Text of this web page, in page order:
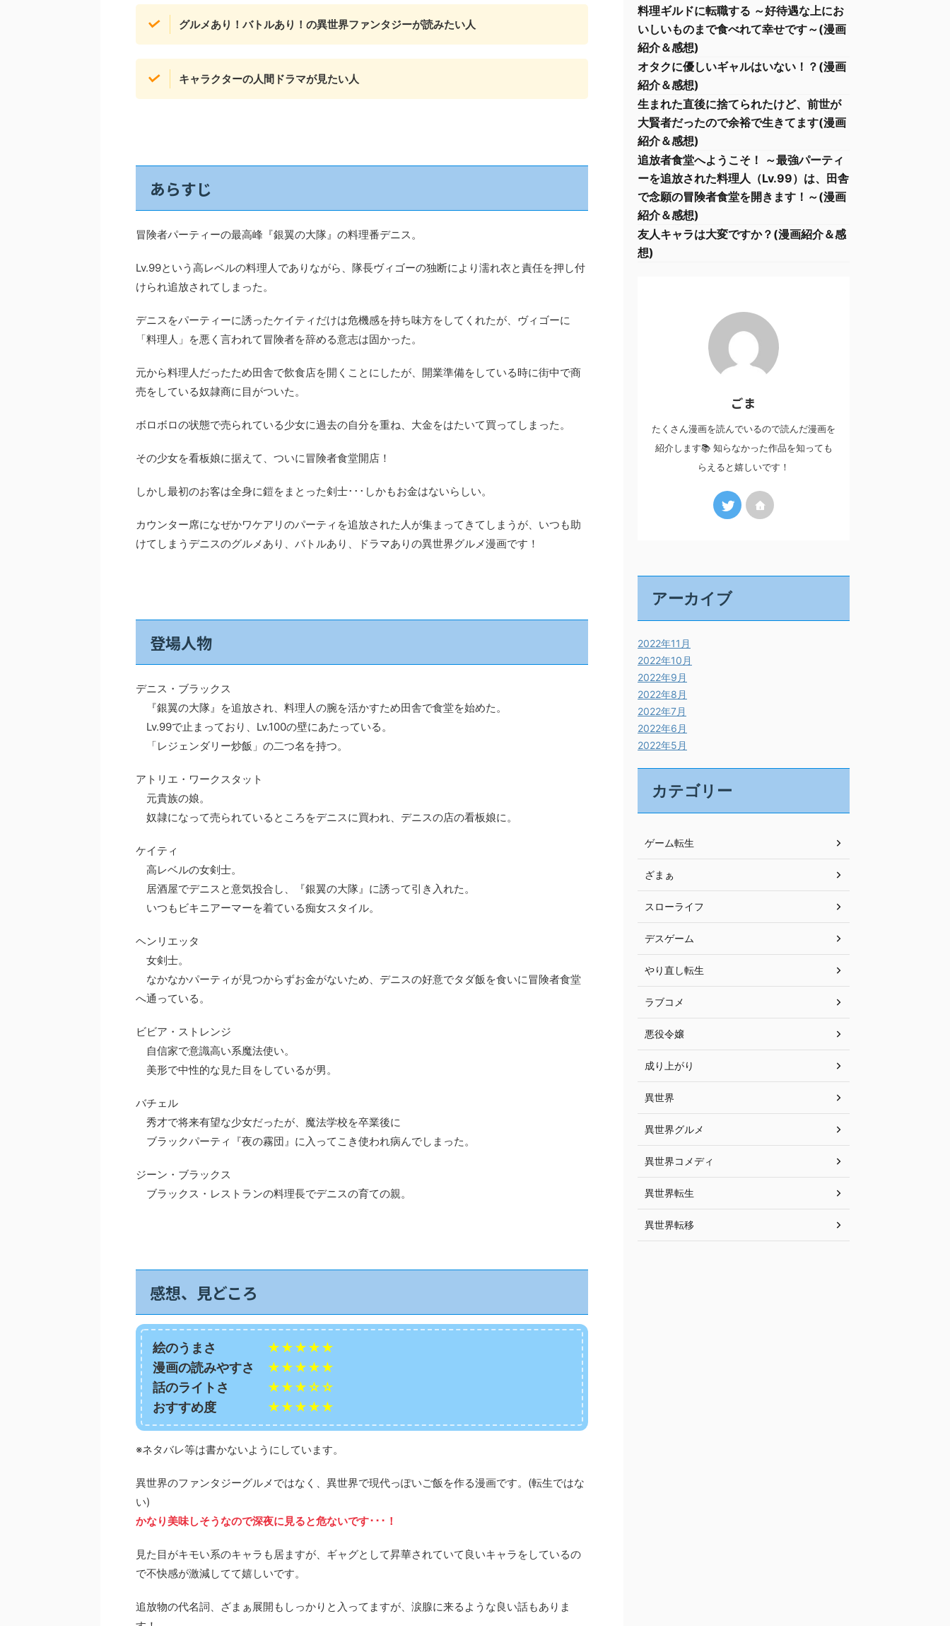
グルメあり！バトルあり！の異世界ファンタジーが読みたい人
キャラクターの人間ドラマが見たい人
あらすじ
冒険者パーティーの最高峰『銀翼の大隊』の料理番デニス。
Lv.99という高レベルの料理人でありながら、隊長ヴィゴーの独断により濡れ衣と責任を押し付
けられ追放されてしまった。
デニスをパーティーに誘ったケイティだけは危機感を持ち味方をしてくれたが、ヴィゴーに
「料理人」を悪く言われて冒険者を辞める意志は固かった。
元から料理人だったため田舎で飲食店を開くことにしたが、開業準備をしている時に街中で商
売をしている奴隷商に目がついた。
ボロボロの状態で売られている少女に過去の自分を重ね、大金をはたいて買ってしまった。
その少女を看板娘に据えて、ついに冒険者食堂開店！
しかし最初のお客は全身に鎧をまとった剣士･･･しかもお金はないらしい。
カウンター席になぜかワケアリのパーティを追放された人が集まってきてしまうが、いつも助
けてしまうデニスのグルメあり、バトルあり、ドラマありの異世界グルメ漫画です！
登場人物
デニス・ブラックス
『銀翼の大隊』を追放され、料理人の腕を活かすため田舎で食堂を始めた。
Lv.99で止まっており、Lv.100の壁にあたっている。
「レジェンダリー炒飯」の二つ名を持つ。
アトリエ・ワークスタット
元貴族の娘。
奴隷になって売られているところをデニスに買われ、デニスの店の看板娘に。
ケイティ
高レベルの女剣士。
居酒屋でデニスと意気投合し、『銀翼の大隊』に誘って引き入れた。
いつもビキニアーマーを着ている痴女スタイル。
ヘンリエッタ
女剣士。
なかなかパーティが見つからずお金がないため、デニスの好意でタダ飯を食いに冒険者食堂
へ通っている。
ビビア・ストレンジ
自信家で意識高い系魔法使い。
美形で中性的な見た目をしているが男。
バチェル
秀才で将来有望な少女だったが、魔法学校を卒業後に
ブラックパーティ『夜の霧団』に入ってこき使われ病んでしまった。
ジーン・ブラックス
ブラックス・レストランの料理長でデニスの育ての親。
感想、見どころ
絵のうまさ ★★★★★
漫画の読みやすさ ★★★★★
話のライトさ ★★★☆☆
おすすめ度 ★★★★★
※ネタバレ等は書かないようにしています。
異世界のファンタジーグルメではなく、異世界で現代っぽいご飯を作る漫画です。(転生ではな
い)
かなり美味しそうなので深夜に見ると危ないです･･･！
見た目がキモい系のキャラも居ますが、ギャグとして昇華されていて良いキャラをしているの
で不快感が激減してて嬉しいです。
追放物の代名詞、ざまぁ展開もしっかりと入ってますが、涙腺に来るような良い話もありま
料理ギルドに転職する ～好待遇な上にお
いしいものまで食べれて幸せです～(漫画
紹介＆感想)
オタクに優しいギャルはいない！？(漫画
紹介＆感想)
生まれた直後に捨てられたけど、前世が
大賢者だったので余裕で生きてます(漫画
紹介＆感想)
追放者食堂へようこそ！ ～最強パーティ
ーを追放された料理人（Lv.99）は、田舎
で念願の冒険者食堂を開きます！～(漫画
紹介＆感想)
友人キャラは大変ですか？(漫画紹介＆感
想)
ごま
たくさん漫画を読んでいるので読んだ漫画を
紹介します📚 知らなかった作品を知っても
らえると嬉しいです！
アーカイブ
2022年11月
2022年10月
2022年9月
2022年8月
2022年7月
2022年6月
2022年5月
カテゴリー
ゲーム転生
ざまぁ
スローライフ
デスゲーム
やり直し転生
ラブコメ
悪役令嬢
成り上がり
異世界
異世界グルメ
異世界コメディ
異世界転生
異世界転移